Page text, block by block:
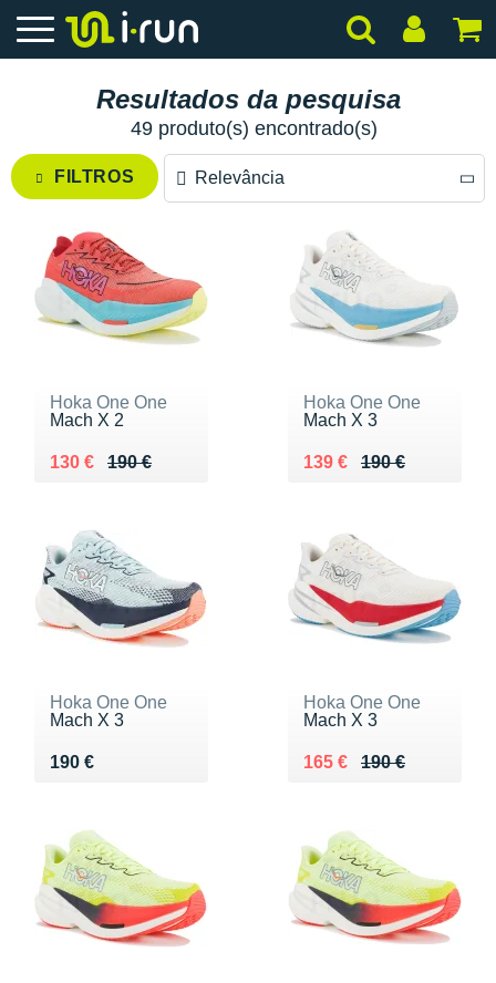
Resultados da pesquisa
49 produto(s) encontrado(s)
FILTROS Relevância
Preço decrescente
Preço crescente
Hoka One One
Mach X 2
190 €
Au lieu de 190 €
130 €
Vendu 130 €
Hoka One One
Mach X 3
190 €
Au lieu de 190 €
139 €
Vendu 139 €
Hoka One One
Mach X 3
190 €
Vendu 190 €
Hoka One One
Mach X 3
190 €
Au lieu de 190 €
165 €
Vendu 165 €